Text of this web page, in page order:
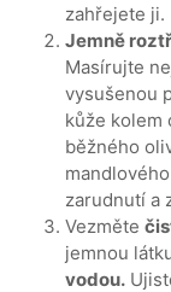
zahřejete ji.
Jemně
Masírujte
vysušenou
kůže kolem
běžného
zarudnutí a
Vezměte
jemnou
vodou.